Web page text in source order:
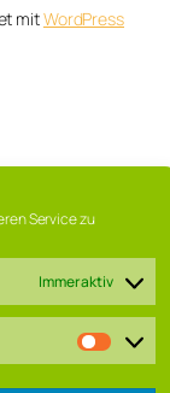
Service zu
Immer aktiv
mitWordPress